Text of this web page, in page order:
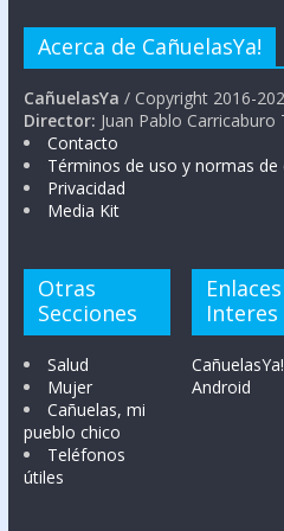
Acerca de CañuelasYa!
CañuelasYa / Copyright 2016-
Director: Juan Pablo
Contacto
Términos de uso y normas de
Privacidad
Media Kit
Otras
Secciones
Salud
Mujer
Cañuelas, mi
pueblo chico
Teléfonos
útiles
Interes
Android